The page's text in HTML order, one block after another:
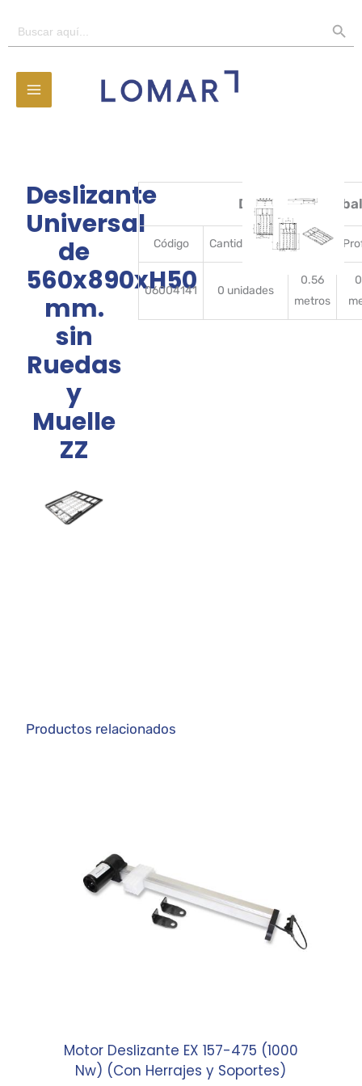
Buscar:
Deslizante
Universal
de
560x890xH50
mm.
sin
Ruedas
y
Muelle
ZZ
Detalles del
Código CantidadBulto Ancho
06004141 0 unidades
0.56
metros
Productos relacionados
Motor Deslizante EX 157-475 (1000
Nw) (Con Herrajes y Soportes)